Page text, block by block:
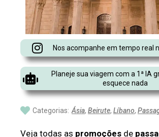
Nos acompanhe em tempo real
Planeje sua viagem com a 1ª IA
esquece nada
Categorias: Ásia, Beirute, Líbano,
Veja todas as promoções de